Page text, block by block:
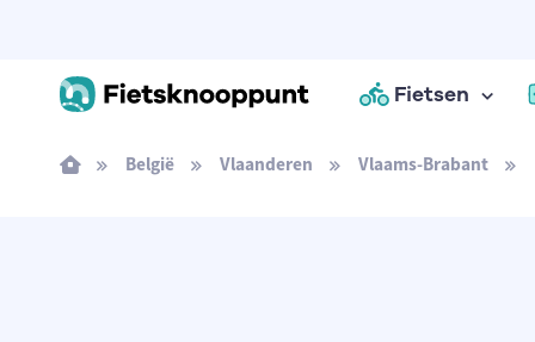
Fietsen
België Vlaanderen Vlaams-Brabant